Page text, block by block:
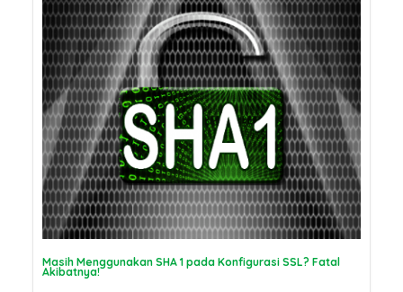
Masih Menggunakan SHA 1 pada Konfigurasi SSL? Fatal
Akibatnya!